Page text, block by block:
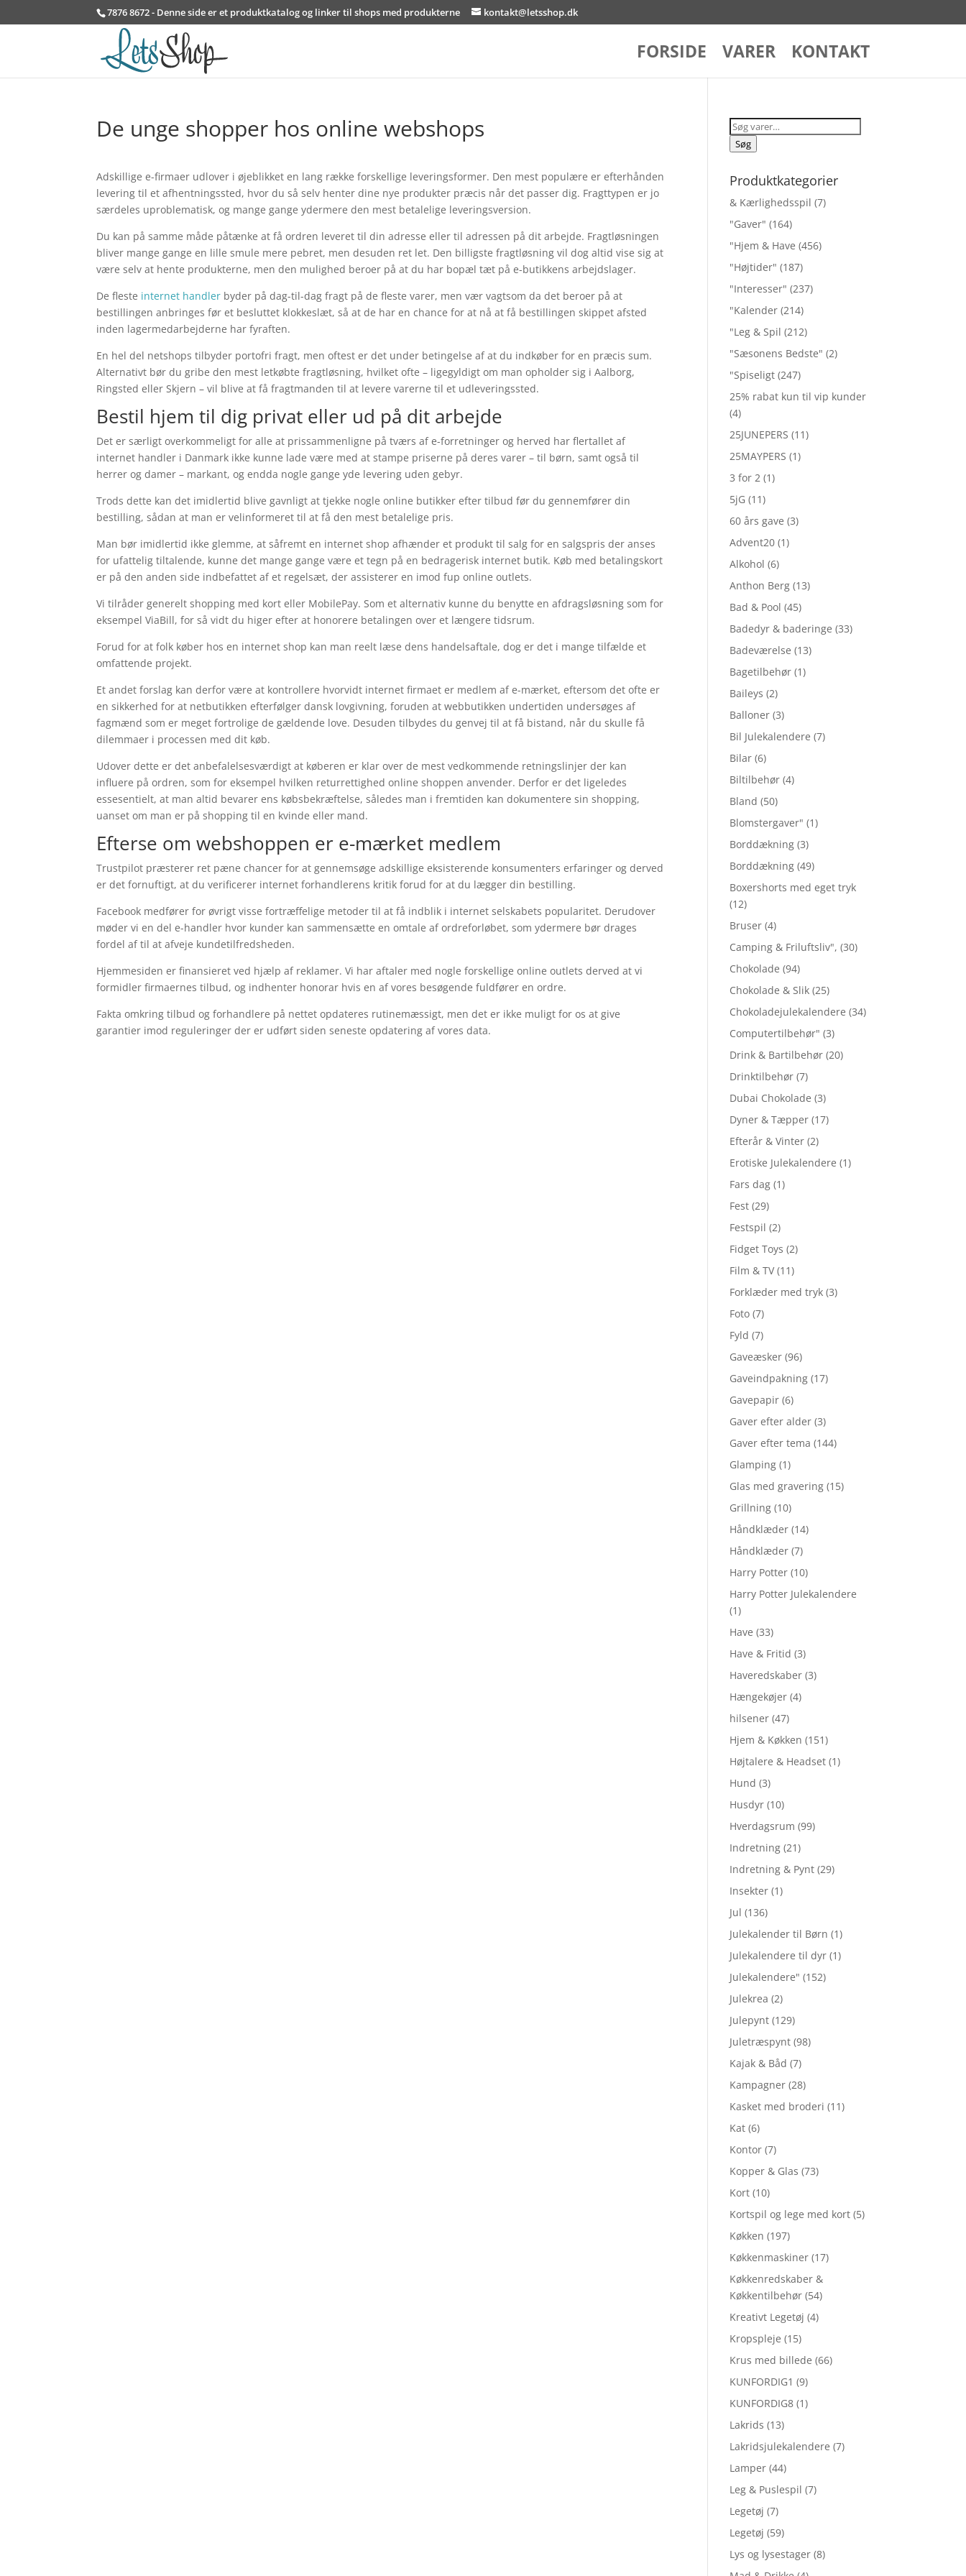
7876 8672 - Denne side er et produktkatalog og linker til shops med produkterne kontakt@letsshop.dk
FORSIDE VARER KONTAKT
De unge shopper hos online webshops
Adskillige e-firmaer udlover i øjeblikket en lang række forskellige leveringsformer. Den mest populære er efterhånden
levering til et afhentningssted, hvor du så selv henter dine nye produkter præcis når det passer dig. Fragttypen er jo
særdeles uproblematisk, og mange gange ydermere den mest betalelige leveringsversion.
Du kan på samme måde påtænke at få ordren leveret til din adresse eller til adressen på dit arbejde. Fragtløsningen
bliver mange gange en lille smule mere pebret, men desuden ret let. Den billigste fragtløsning vil dog altid vise sig at
være selv at hente produkterne, men den mulighed beroer på at du har bopæl tæt på e-butikkens arbejdslager.
De fleste internet handler byder på dag-til-dag fragt på de fleste varer, men vær vagtsom da det beroer på at
bestillingen anbringes før et besluttet klokkeslæt, så at de har en chance for at nå at få bestillingen skippet afsted
inden lagermedarbejderne har fyraften.
En hel del netshops tilbyder portofri fragt, men oftest er det under betingelse af at du indkøber for en præcis sum.
Alternativt bør du gribe den mest letkøbte fragtløsning, hvilket ofte – ligegyldigt om man opholder sig i Aalborg,
Ringsted eller Skjern – vil blive at få fragtmanden til at levere varerne til et udleveringssted.
Bestil hjem til dig privat eller ud på dit arbejde
Det er særligt overkommeligt for alle at prissammenligne på tværs af e-forretninger og herved har flertallet af
internet handler i Danmark ikke kunne lade være med at stampe priserne på deres varer – til børn, samt også til
herrer og damer – markant, og endda nogle gange yde levering uden gebyr.
Trods dette kan det imidlertid blive gavnligt at tjekke nogle online butikker efter tilbud før du gennemfører din
bestilling, sådan at man er velinformeret til at få den mest betalelige pris.
Man bør imidlertid ikke glemme, at såfremt en internet shop afhænder et produkt til salg for en salgspris der anses
for ufattelig tiltalende, kunne det mange gange være et tegn på en bedragerisk internet butik. Køb med betalingskort
er på den anden side indbefattet af et regelsæt, der assisterer en imod fup online outlets.
Vi tilråder generelt shopping med kort eller MobilePay. Som et alternativ kunne du benytte en afdragsløsning som for
eksempel ViaBill, for så vidt du higer efter at honorere betalingen over et længere tidsrum.
Forud for at folk køber hos en internet shop kan man reelt læse dens handelsaftale, dog er det i mange tilfælde et
omfattende projekt.
Et andet forslag kan derfor være at kontrollere hvorvidt internet firmaet er medlem af e-mærket, eftersom det ofte er
en sikkerhed for at netbutikken efterfølger dansk lovgivning, foruden at webbutikken undertiden undersøges af
fagmænd som er meget fortrolige de gældende love. Desuden tilbydes du genvej til at få bistand, når du skulle få
dilemmaer i processen med dit køb.
Udover dette er det anbefalelsesværdigt at køberen er klar over de mest vedkommende retningslinjer der kan
influere på ordren, som for eksempel hvilken returrettighed online shoppen anvender. Derfor er det ligeledes
essesentielt, at man altid bevarer ens købsbekræftelse, således man i fremtiden kan dokumentere sin shopping,
uanset om man er på shopping til en kvinde eller mand.
Efterse om webshoppen er e-mærket medlem
Trustpilot præsterer ret pæne chancer for at gennemsøge adskillige eksisterende konsumenters erfaringer og derved
er det fornuftigt, at du verificerer internet forhandlerens kritik forud for at du lægger din bestilling.
Facebook medfører for øvrigt visse fortræffelige metoder til at få indblik i internet selskabets popularitet. Derudover
møder vi en del e-handler hvor kunder kan sammensætte en omtale af ordreforløbet, som ydermere bør drages
fordel af til at afveje kundetilfredsheden.
Hjemmesiden er finansieret ved hjælp af reklamer. Vi har aftaler med nogle forskellige online outlets derved at vi
formidler firmaernes tilbud, og indhenter honorar hvis en af vores besøgende fuldfører en ordre.
Fakta omkring tilbud og forhandlere på nettet opdateres rutinemæssigt, men det er ikke muligt for os at give
garantier imod reguleringer der er udført siden seneste opdatering af vores data.
Søg
efter:
Søg
Produktkategorier
& Kærlighedsspil (7)
"Gaver" (164)
"Hjem & Have (456)
"Højtider" (187)
"Interesser" (237)
"Kalender (214)
"Leg & Spil (212)
"Sæsonens Bedste" (2)
"Spiseligt (247)
25% rabat kun til vip kunder
(4)
25JUNEPERS (11)
25MAYPERS (1)
3 for 2 (1)
5jG (11)
60 års gave (3)
Advent20 (1)
Alkohol (6)
Anthon Berg (13)
Bad & Pool (45)
Badedyr & baderinge (33)
Badeværelse (13)
Bagetilbehør (1)
Baileys (2)
Balloner (3)
Bil Julekalendere (7)
Bilar (6)
Biltilbehør (4)
Bland (50)
Blomstergaver" (1)
Borddækning (3)
Borddækning (49)
Boxershorts med eget tryk
(12)
Bruser (4)
Camping & Friluftsliv", (30)
Chokolade (94)
Chokolade & Slik (25)
Chokoladejulekalendere (34)
Computertilbehør" (3)
Drink & Bartilbehør (20)
Drinktilbehør (7)
Dubai Chokolade (3)
Dyner & Tæpper (17)
Efterår & Vinter (2)
Erotiske Julekalendere (1)
Fars dag (1)
Fest (29)
Festspil (2)
Fidget Toys (2)
Film & TV (11)
Forklæder med tryk (3)
Foto (7)
Fyld (7)
Gaveæsker (96)
Gaveindpakning (17)
Gavepapir (6)
Gaver efter alder (3)
Gaver efter tema (144)
Glamping (1)
Glas med gravering (15)
Grillning (10)
Håndklæder (14)
Håndklæder (7)
Harry Potter (10)
Harry Potter Julekalendere
(1)
Have (33)
Have & Fritid (3)
Haveredskaber (3)
Hængekøjer (4)
hilsener (47)
Hjem & Køkken (151)
Højtalere & Headset (1)
Hund (3)
Husdyr (10)
Hverdagsrum (99)
Indretning (21)
Indretning & Pynt (29)
Insekter (1)
Jul (136)
Julekalender til Børn (1)
Julekalendere til dyr (1)
Julekalendere" (152)
Julekrea (2)
Julepynt (129)
Juletræspynt (98)
Kajak & Båd (7)
Kampagner (28)
Kasket med broderi (11)
Kat (6)
Kontor (7)
Kopper & Glas (73)
Kort (10)
Kortspil og lege med kort (5)
Køkken (197)
Køkkenmaskiner (17)
Køkkenredskaber &
Køkkentilbehør (54)
Kreativt Legetøj (4)
Kropspleje (15)
Krus med billede (66)
KUNFORDIG1 (9)
KUNFORDIG8 (1)
Lakrids (13)
Lakridsjulekalendere (7)
Lamper (44)
Leg & Puslespil (7)
Legetøj (7)
Legetøj (59)
Lys og lysestager (8)